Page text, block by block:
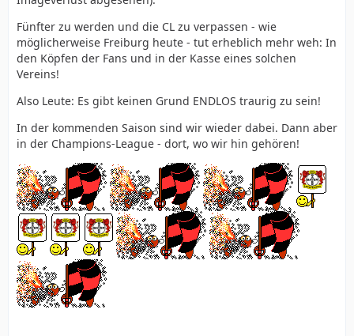
Fünfter zu werden und die CL zu verpassen - wie
möglicherweise Freiburg heute - tut erheblich mehr weh: In
den Köpfen der Fans und in der Kasse eines solchen
Vereins!
Also Leute: Es gibt keinen Grund ENDLOS traurig zu sein!
In der kommenden Saison sind wir wieder dabei. Dann aber
in der Champions-League - dort, wo wir hin gehören!